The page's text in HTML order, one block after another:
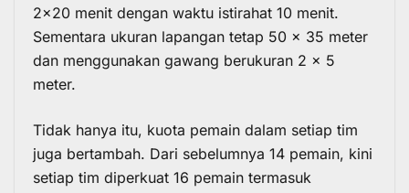
2×20 menit dengan waktu istirahat 10 menit.
Sementara ukuran lapangan tetap 50 x 35 meter
dan menggunakan gawang berukuran 2 x 5
meter.
Tidak hanya itu, kuota pemain dalam setiap tim
juga bertambah. Dari sebelumnya 14 pemain, kini
setiap tim diperkuat 16 pemain termasuk